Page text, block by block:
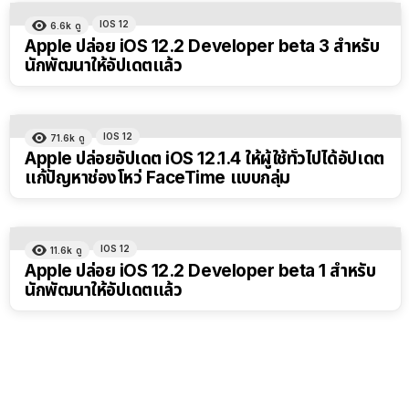
6.6k ดู IOS 12
Apple ปล่อย iOS 12.2 Developer beta 3 สำหรับ
นักพัฒนาให้อัปเดตแล้ว
71.6k ดู IOS 12
Apple ปล่อยอัปเดต iOS 12.1.4 ให้ผู้ใช้ทั่วไปได้อัปเดต
แก้ปัญหาช่องโหว่ FaceTime แบบกลุ่ม
11.6k ดู IOS 12
Apple ปล่อย iOS 12.2 Developer beta 1 สำหรับ
นักพัฒนาให้อัปเดตแล้ว